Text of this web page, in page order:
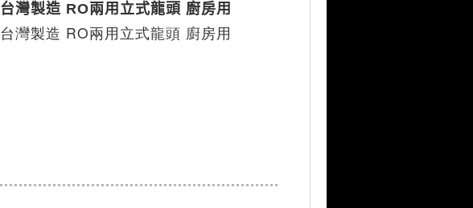
台灣製造 RO兩用立式龍頭 廚房用
台灣製造 RO兩用立式龍頭 廚房用